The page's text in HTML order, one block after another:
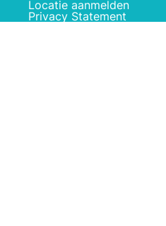
Locatie aanmelden
Privacy Statement